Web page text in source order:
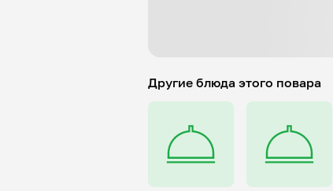
Другие блюда этого повара